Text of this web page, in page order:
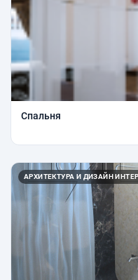
Спальня
АРХИТЕКТУРА И ДИЗАЙН